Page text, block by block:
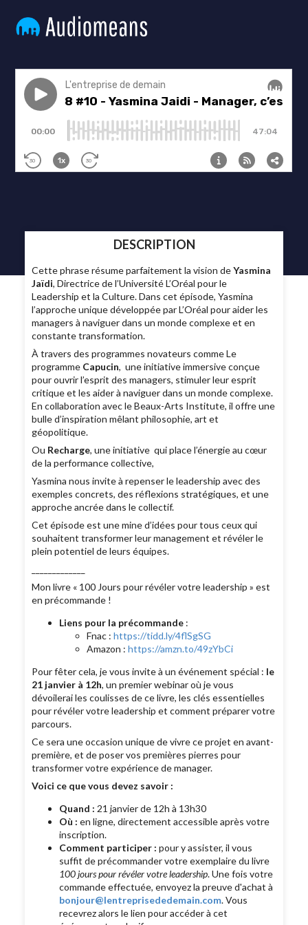
DESCRIPTION
Cette phrase résume parfaitement la vision deYasmina
Jaïdi, Directrice de l’Université L’Oréal pour le
Leadership et la Culture. Dans cet épisode, Yasmina
l’approche unique développée par L’Oréal pour aider les
managers à naviguer dans un monde complexe et en
constante transformation.
À travers des programmes novateurs comme Le
programme Capucin, une initiative immersive conçue
pour ouvrir l’esprit des managers, stimuler leur esprit
critique et les aider à naviguer dans un monde complexe.
En collaboration avec le Beaux-Arts Institute, il offre une
bulle d’inspiration mêlant philosophie, art et
géopolitique.
Ou Recharge, une initiative qui place l’énergie au cœur
de la performance collective,
Yasmina nous invite à repenser le leadership avec des
exemples concrets, des réflexions stratégiques, et une
approche ancrée dans le collectif.
Cet épisode est une mine d’idées pour tous ceux qui
souhaitent transformer leur management et révéler le
plein potentiel de leurs équipes.
Mon livre « 100 Jours pour révéler votre leadership » est
en précommande !
Liens pour la précommande :
Fnac :https://tidd.ly/4flSgSG
Amazon :https://amzn.to/49zYbCi
Pour fêter cela, je vous invite à un événement spécial : le
21 janvier à 12h, un premier webinar où je vous
dévoilerai les coulisses de ce livre, les clés essentielles
pour révéler votre leadership et comment préparer votre
parcours.
Ce sera une occasion unique de vivre ce projet en avant-
première, et de poser vos premières pierres pour
transformer votre expérience de manager.
Voici ce que vous devez savoir :
Quand : 21 janvier de 12h à 13h30
Où : en ligne, directement accessible après votre
inscription.
Comment participer : pour y assister, il vous
suffit de précommander votre exemplaire du livre
100 jours pour révéler votre leadership. Une fois votre
commande effectuée, envoyez la preuve d'achat à
bonjour@lentreprisededemain.com. Vous
recevrez alors le lien pour accéder à cet